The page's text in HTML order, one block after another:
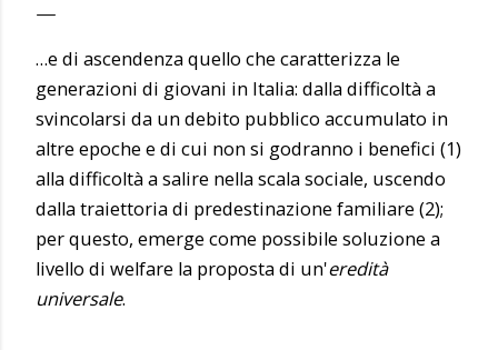
…e di ascendenza quello che caratterizza le
generazioni di giovani in Italia: dalla difficoltà a
svincolarsi da un debito pubblico accumulato in
altre epoche e di cui non si godranno i benefici (1)
alla difficoltà a salire nella scala sociale, uscendo
dalla traiettoria di predestinazione familiare (2);
per questo, emerge come possibile soluzione a
livello di welfare la proposta di un'eredità
universale.